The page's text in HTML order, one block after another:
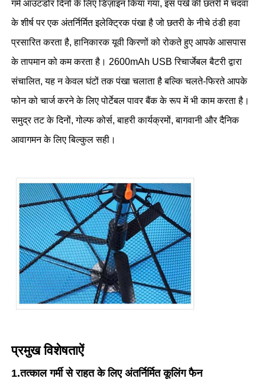
फैक्टरी यात्रा
समाचार
सभी मामलों
एक बोली का अनुरोध
गोल्फ छाता
पैदल चलने वाली छत्रियाँ
प्रचार के लिए छाता
गर्म आउटडोर दिनों के लिए डिज़ाइन किया गया, इस पंखे की छतरी में चंदवा
के शीर्ष पर एक अंतर्निर्मित इलेक्ट्रिक पंखा है जो छतरी के नीचे ठंडी हवा
प्रसारित करता है, हानिकारक यूवी किरणों को रोकते हुए आपके आसपास
के तापमान को कम करता है। 2600mAh USB रिचार्जेबल बैटरी द्वारा
संचालित, यह न केवल घंटों तक पंखा चलाता है बल्कि चलते-फिरते आपके
फोन को चार्ज करने के लिए पोर्टेबल पावर बैंक के रूप में भी काम करता है।
समुद्र तट के दिनों, गोल्फ कोर्स, बाहरी कार्यक्रमों, बागवानी और दैनिक
आवागमन के लिए बिल्कुल सही।
प्रमुख विशेषताऐं
1.तत्काल गर्मी से राहत के लिए अंतर्निर्मित कूलिंग फैन